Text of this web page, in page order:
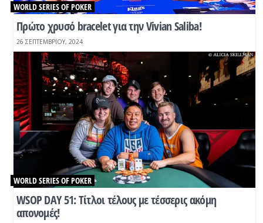
Πρώτο χρυσό bracelet για την Vivian Saliba!
WORLD SERIES OF POKER
26 ΣΕΠΤΕΜΒΡΊΟΥ, 2024
WSOP DAY 51: Τίτλοι τέλους με τέσσερις ακόμη
απονομές!
WORLD SERIES OF POKER